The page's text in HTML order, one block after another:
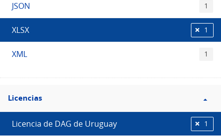
JSON 1
XLSX 1
XML 1
Filtro
Licencias
Licencias
Licencia de DAG de Uruguay 1